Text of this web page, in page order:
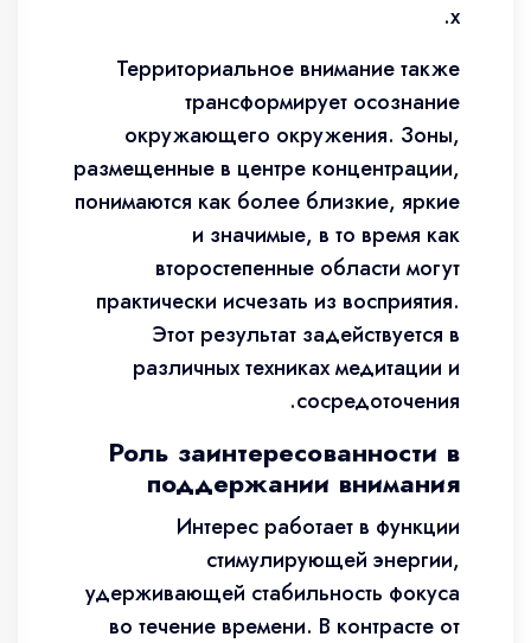
х.
Территориальное внимание также
трансформирует осознание
окружающего окружения. Зоны,
размещенные в центре концентрации,
понимаются как более близкие, яркие
и значимые, в то время как
второстепенные области могут
практически исчезать из восприятия.
Этот результат задействуется в
различных техниках медитации и
сосредоточения.
Роль заинтересованности в
поддержании внимания
Интерес работает в функции
стимулирующей энергии,
удерживающей стабильность фокуса
во течение времени. В контрасте от